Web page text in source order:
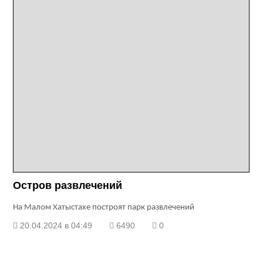
Остров развлечений
На Малом Хатыстахе построят парк развлечений
20.04.2024 в 04:49 6490 0